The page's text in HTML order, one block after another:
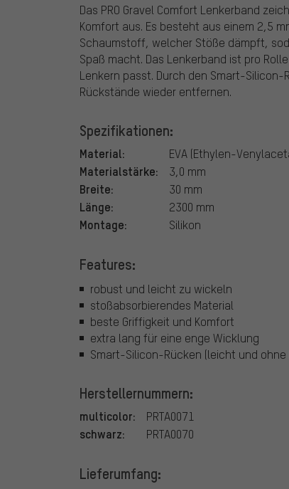
Das PRO Gravel Comfort Lenkerband
Komfort aus. Es besteht aus einem 2,5
Schaumstoff, welcher Stöße dämpft,
Spaß macht. Das Lenkerband ist pro
Lenkern passt. Durch den Smart-
Rückstände wieder entfernen.
Spezifikationen:
Material: EVA (Ethylen-
Materialstärke: 3,0 mm
Breite: 30 mm
Länge: 2300 mm
Montage: Silikon
Features:
robust und leicht zu wickeln
stoßabsorbierendes Material
beste Griffigkeit und Komfort
extra lang für eine enge Wicklung
Smart-Silicon-Rücken (leicht und
Herstellernummern:
multicolor: PRTA0071
schwarz: PRTA0070
Lieferumfang: